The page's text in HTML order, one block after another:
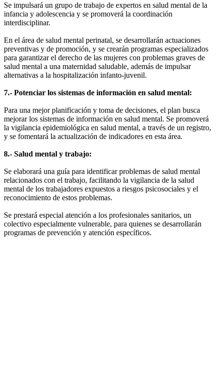
Se impulsará un grupo de trabajo de expertos en salud mental de la
infancia y adolescencia y se promoverá la coordinación
interdisciplinar.
En el área de salud mental perinatal, se desarrollarán actuaciones
preventivas y de promoción, y se crearán programas especializados
para garantizar el derecho de las mujeres con problemas graves de
salud mental a una maternidad saludable, además de impulsar
alternativas a la hospitalización infanto-juvenil.
7.- Potenciar los sistemas de información en salud mental:
Para una mejor planificación y toma de decisiones, el plan busca
mejorar los sistemas de información en salud mental. Se promoverá
la vigilancia epidemiológica en salud mental, a través de un registro,
y se fomentará la actualización de indicadores en esta área.
8.- Salud mental y trabajo:
Se elaborará una guía para identificar problemas de salud mental
relacionados con el trabajo, facilitando la vigilancia de la salud
mental de los trabajadores expuestos a riesgos psicosociales y el
reconocimiento de estos problemas.
Se prestará especial atención a los profesionales sanitarios, un
colectivo especialmente vulnerable, para quienes se desarrollarán
programas de prevención y atención específicos.